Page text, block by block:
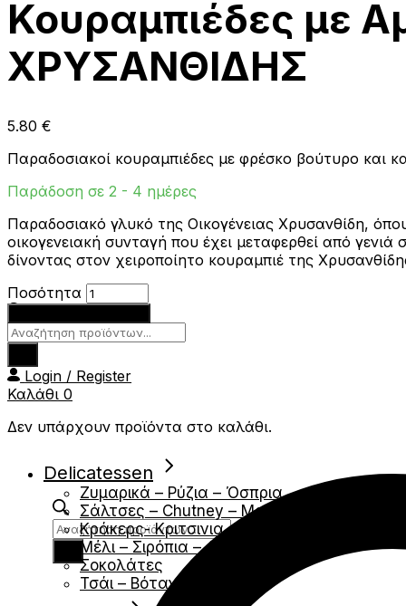
Products
search
Products
search
Login / Register
Καλάθι 0
Δεν υπάρχουν προϊόντα στο καλάθι.
Delicatessen
Ζυμαρικά – Ρύζια – Όσπρια
Σάλτσες – Chutney – Μουσταρδες
Κράκερς- Κριτσινια
Μέλι – Σιρόπια – Αλείμματα
Σοκολάτες
Τσάι – Βότανα
Κουραμπιέδες με
ΧΡΥΣΑΝΘΙΔΗΣ
5.80 €
Παραδοσιακοί κουραμπιέδες με φρέσκο βούτυρο και
Παράδοση σε 2 - 4 ημέρες
Παραδοσιακό γλυκό της Οικογένειας Χρυσανθίδη,
οικογενειακή συνταγή που έχει μεταφερθεί από γενιά
δίνοντας στον χειροποίητο κουραμπιέ της
Ποσότητα Κουραμπιέδες
με
Αμύγδαλο
και
200γρ
ποσότητα